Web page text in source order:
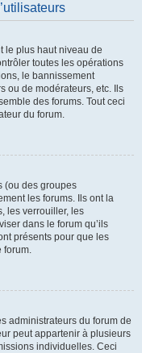
le plus haut niveau de
toutes les opérations
le bannissement
ou de modérateurs, etc. Ils
des forums. Tout ceci
du forum.
(ou des groupes
les forums. Ils ont la
les verrouiller, les
dans le forum qu’ils
présents pour que les
forum.
administrateurs du forum de
peut appartenir à plusieurs
individuelles. Ceci